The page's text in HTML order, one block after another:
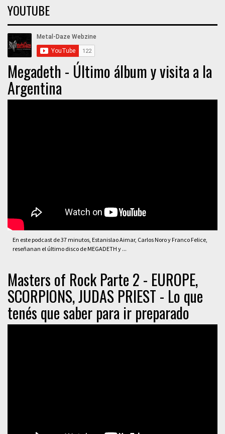
YOUTUBE
Megadeth - Último álbum y visita a la
Argentina
En este podcast de 37 minutos, Estanislao Aimar, Carlos Noro y Franco Felice,
reseñanan el último disco de MEGADETH y ...
Masters of Rock Parte 2 - EUROPE,
SCORPIONS, JUDAS PRIEST - Lo que
tenés que saber para ir preparado